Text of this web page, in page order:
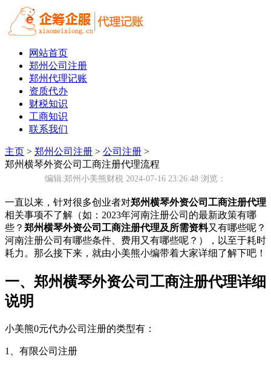
网站首页
郑州公司注册
郑州代理记账
资质代办
财税知识
工商知识
联系我们
主页 > 郑州公司注册 > 公司注册 >
郑州横琴外资公司工商注册代理流程
编辑:郑州小美熊财税 2024-07-16 23:26:48 浏览：
一直以来，针对很多创业者对郑州横琴外资公司工商注册代理
相关事项不了解（如：2023年河南注册公司的最新政策有哪
些？ 郑州横琴外资公司工商注册代理及所需资料又有哪些呢？
河南注册公司有哪些条件、费用又有哪些呢？），以至于耗时
耗力。那么接下来，就由小美熊小编带着大家详细了解下吧！
一、郑州横琴外资公司工商注册代理详细
说明
小美熊0元代办公司注册的类型有：
1、有限公司注册